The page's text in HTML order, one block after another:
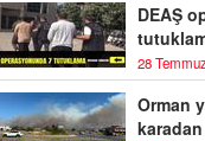
DEAŞ
28
Orman